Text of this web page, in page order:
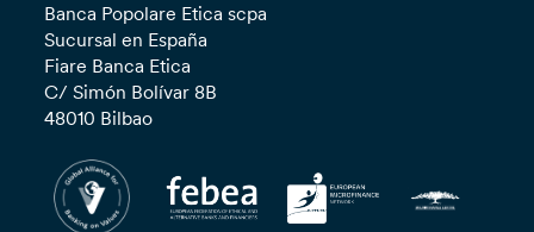
Banca Popolare Etica scpa
Sucursal en España
Fiare Banca Etica
C/ Simón Bolívar 8B
48010 Bilbao